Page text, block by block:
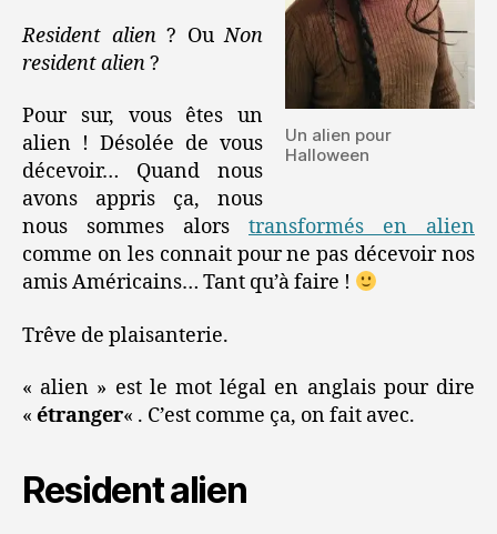
Un alien pour
Halloween
Resident alien? OuNon
resident alien?
Pour sur, vous êtes un
alien ! Désolée de vous
décevoir… Quand nous
avons appris ça, nous
nous sommes alors transformés en alien
comme on les connait pour ne pas décevoir nos
amis Américains… Tant qu’à faire !
Trêve de plaisanterie.
« alien » est le mot légal en anglais pour dire
« étranger« . C’est comme ça, on fait avec.
Resident alien